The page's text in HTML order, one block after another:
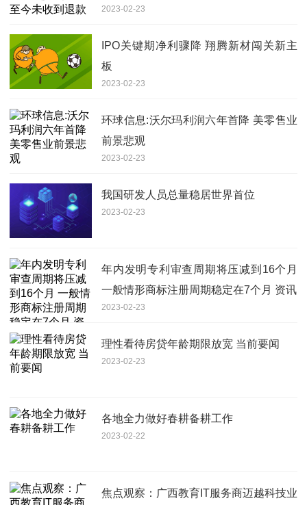
2023-02-23
IPO关键期净利骤降 翔腾新材闯关新主
板
2023-02-23
环球信息:沃尔玛利润六年首降 美零售业
前景悲观
2023-02-23
我国研发人员总量稳居世界首位
2023-02-23
年内发明专利审查周期将压减到16个月
一般情形商标注册周期稳定在7个月 资讯
2023-02-23
理性看待房贷年龄期限放宽 当前要闻
2023-02-23
各地全力做好春耕备耕工作
2023-02-22
焦点观察：广西教育IT服务商迈越科技业